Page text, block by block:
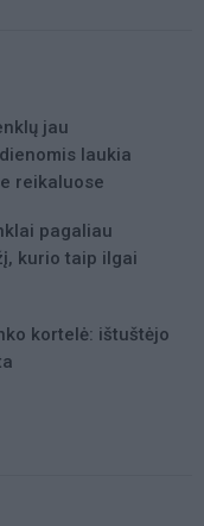
jau
laukia
reikaluose
pagaliau
kurio taip ilgai
kortelė: ištuštėjo